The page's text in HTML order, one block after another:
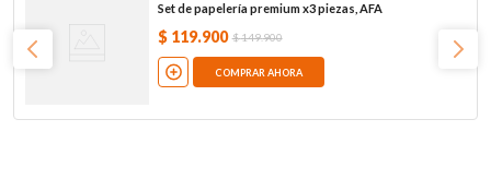
Set de papelería premium x3 piezas, AFA
$ 119.900 $149.900
COMPRAR AHORA